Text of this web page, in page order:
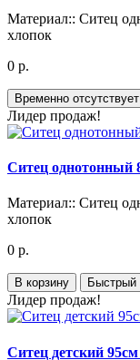
Материал:: Ситец
хлопок
0 р.
Временно отсутствует
Лидер продаж!
Ситец однотонный
Материал:: Ситец
хлопок
0 р.
В корзину Быстрый
Лидер продаж!
Ситец детский 95см